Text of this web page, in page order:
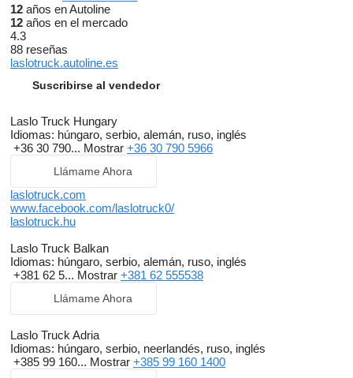
12 años en Autoline
12 años en el mercado
4.3
88 reseñas
laslotruck.autoline.es
Suscribirse al vendedor
Laslo Truck Hungary
Idiomas: húngaro, serbio, alemán, ruso, inglés
+36 30 790... Mostrar +36 30 790 5966
Llámame Ahora
laslotruck.com
www.facebook.com/laslotruck0/
laslotruck.hu
Laslo Truck Balkan
Idiomas: húngaro, serbio, alemán, ruso, inglés
+381 62 5... Mostrar +381 62 555538
Llámame Ahora
Laslo Truck Adria
Idiomas: húngaro, serbio, neerlandés, ruso, inglés
+385 99 160... Mostrar +385 99 160 1400